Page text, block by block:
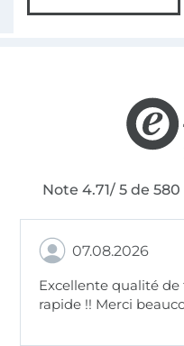
Note 4.71/ 5 de
07.08.2026
Excellente qualité de
rapide !! Merci